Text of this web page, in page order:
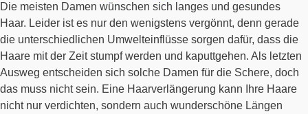
Die meisten Damen wünschen sich langes und gesundes
Haar. Leider ist es nur den wenigstens vergönnt, denn gerade
die unterschiedlichen Umwelteinflüsse sorgen dafür, dass die
Haare mit der Zeit stumpf werden und kaputtgehen. Als letzten
Ausweg entscheiden sich solche Damen für die Schere, doch
das muss nicht sein. Eine Haarverlängerung kann Ihre Haare
nicht nur verdichten, sondern auch wunderschöne Längen